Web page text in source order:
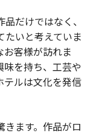
だけではなく、
いと考えていま
客様が訪れま
味を持ち、工芸や
テルは文化を発信
ます。作品がロ